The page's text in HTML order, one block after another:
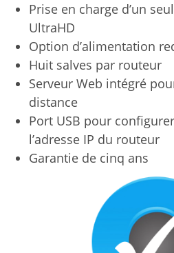
Prise en charge d’un
UltraHD
Option d’alimentation
Huit salves par routeur
Serveur Web intégré
distance
Port USB pour
l’adresse IP du routeur
Garantie de cinq ans